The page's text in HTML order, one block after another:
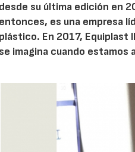
desde su última edición en
entonces, es una empresa
plástico. En 2017, Equiplast
se imagina cuando estamos